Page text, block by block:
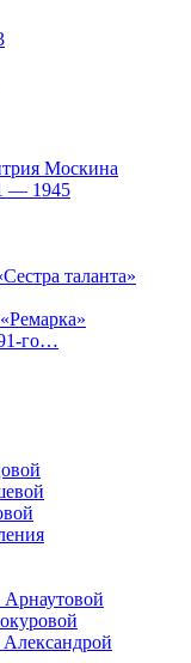
Москина
— 1945
таланта»
го…
Александрой